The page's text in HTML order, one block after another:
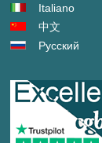
Italiano
中文
Русский